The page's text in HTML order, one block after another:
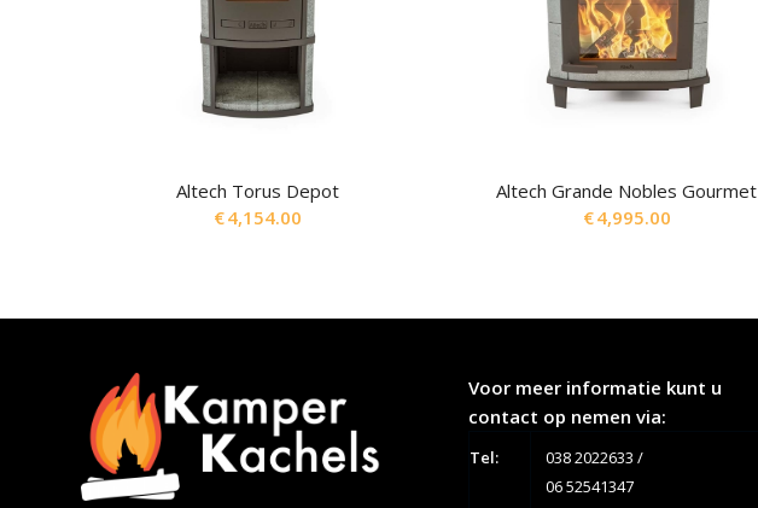
Altech Torus Depot
€4,154.00
Altech Grande Nobles Gourmet
€4,995.00
Voor meer informatie kunt u
contact op nemen via:
Tel: 038 2022633 /
06 52541347